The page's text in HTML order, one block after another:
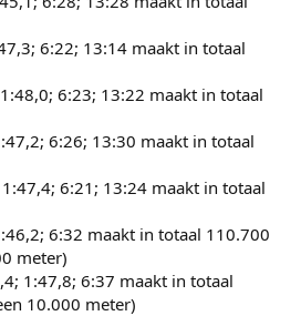
6:22; 13:14 maakt in totaal
6:23; 13:22 maakt in totaal
6:26; 13:30 maakt in totaal
6:21; 13:24 maakt in totaal
6:32 maakt in totaal 110.700
meter)
1:47,8; 6:37 maakt in totaal
10.000 meter)